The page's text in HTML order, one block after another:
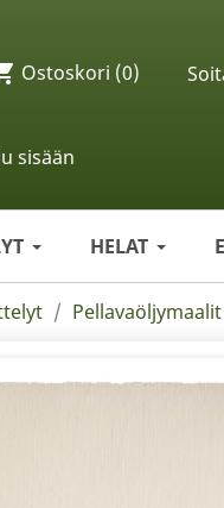
sisään
Ostoskori (0)
HELAT
Pellavaöljymaalit